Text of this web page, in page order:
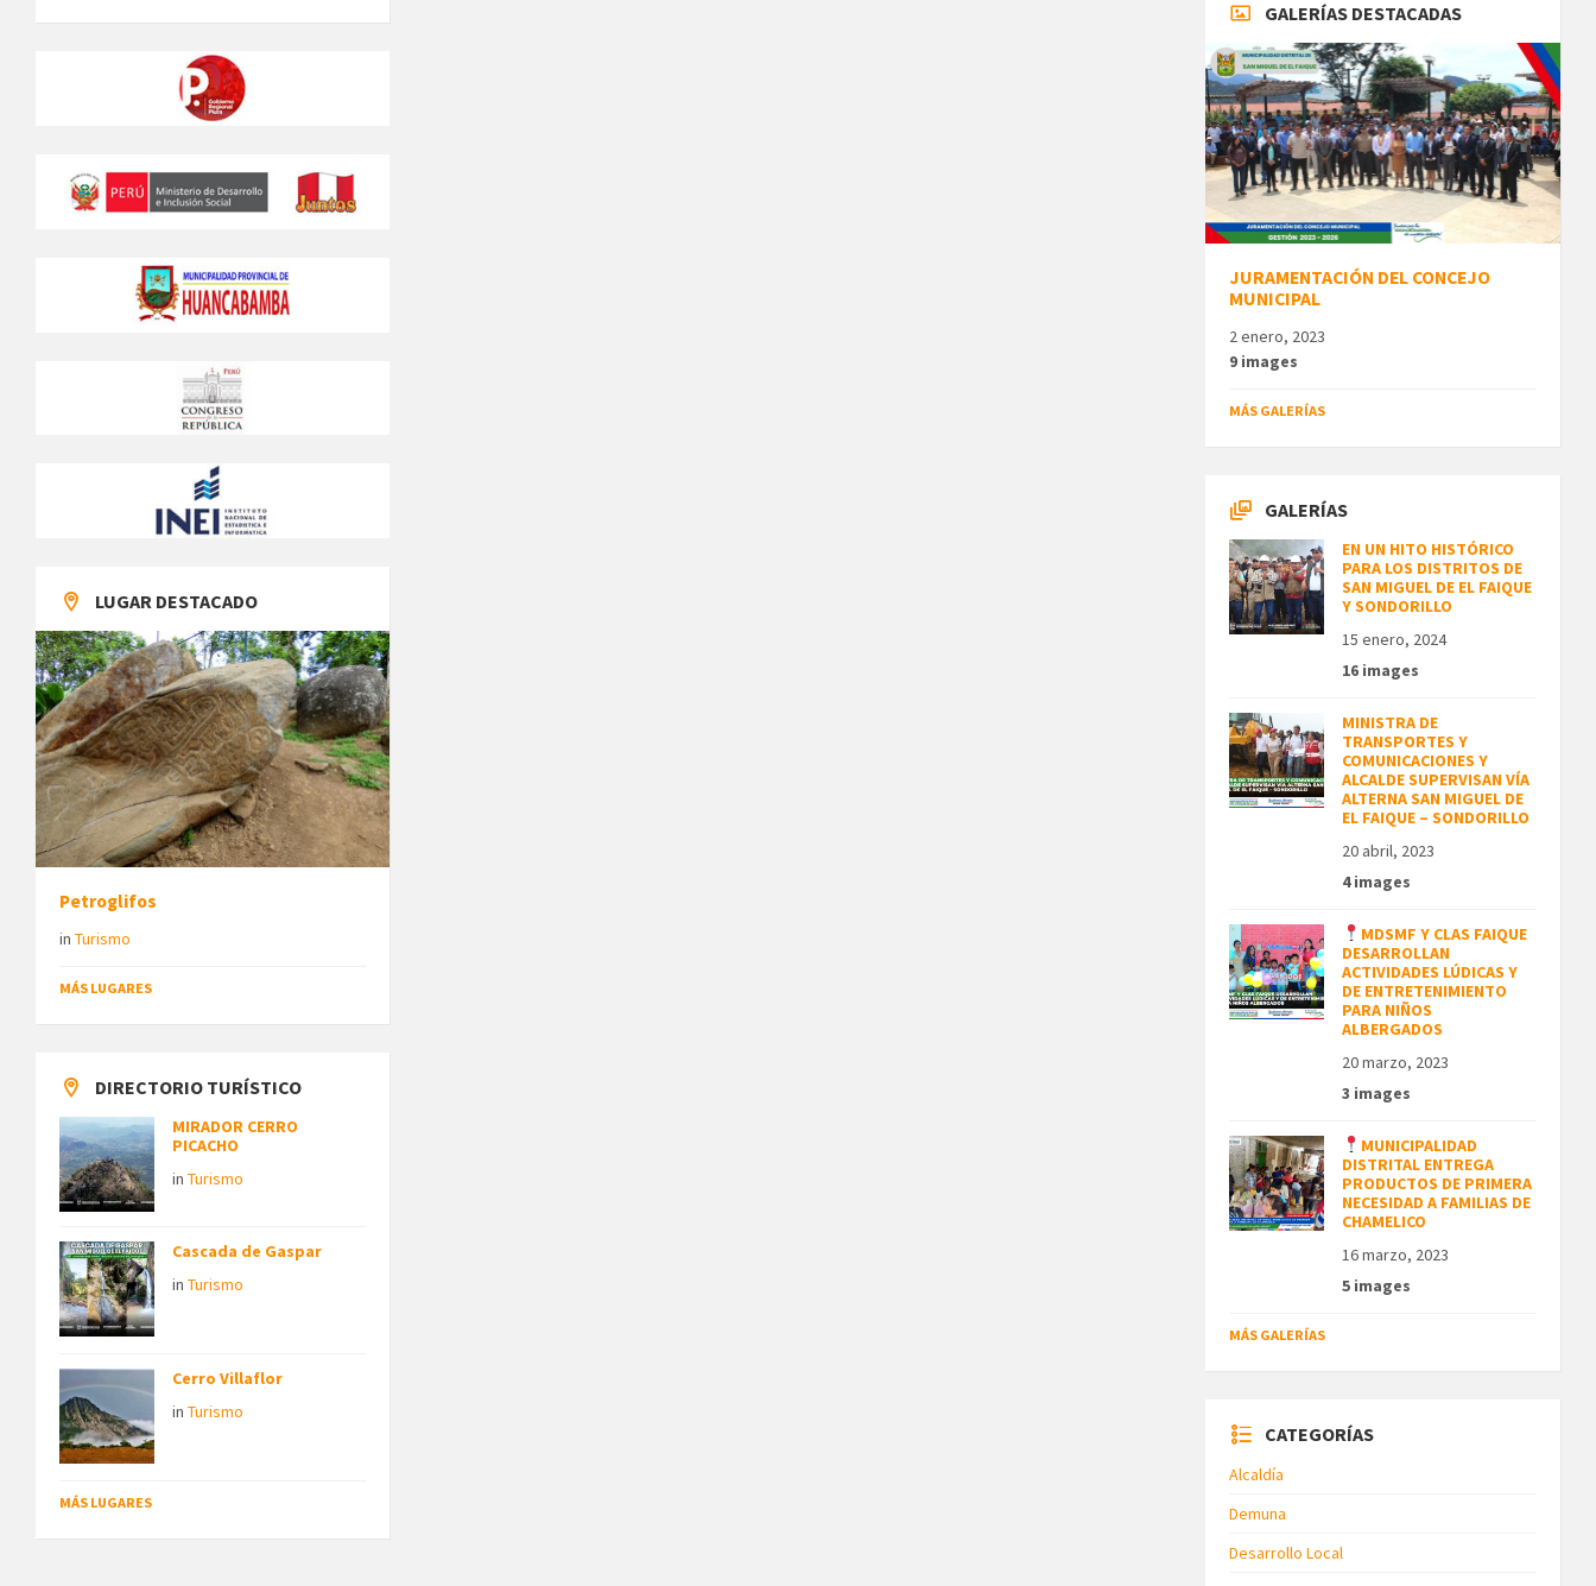
LUGAR DESTACADO
Petroglifos
in Turismo
MÁS LUGARES
DIRECTORIO TURÍSTICO
MIRADOR CERRO
PICACHO
in Turismo
Cascada de Gaspar
in Turismo
Cerro Villaflor
in Turismo
MÁS LUGARES
GALERÍAS DESTACADAS
JURAMENTACIÓN DEL CONCEJO
MUNICIPAL
2 enero, 2023
9 images
MÁS GALERÍAS
GALERÍAS
EN UN HITO HISTÓRICO
PARA LOS DISTRITOS DE
SAN MIGUEL DE EL FAIQUE
Y SONDORILLO
15 enero, 2024
16 images
MINISTRA DE
TRANSPORTES Y
COMUNICACIONES Y
ALCALDE SUPERVISAN VÍA
ALTERNA SAN MIGUEL DE
EL FAIQUE – SONDORILLO
20 abril, 2023
4 images
MDSMF Y CLAS FAIQUE
DESARROLLAN
ACTIVIDADES LÚDICAS Y
DE ENTRETENIMIENTO
PARA NIÑOS
ALBERGADOS
20 marzo, 2023
3 images
MUNICIPALIDAD
DISTRITAL ENTREGA
PRODUCTOS DE PRIMERA
NECESIDAD A FAMILIAS DE
CHAMELICO
16 marzo, 2023
5 images
MÁS GALERÍAS
CATEGORÍAS
Alcaldía
Demuna
Desarrollo Local